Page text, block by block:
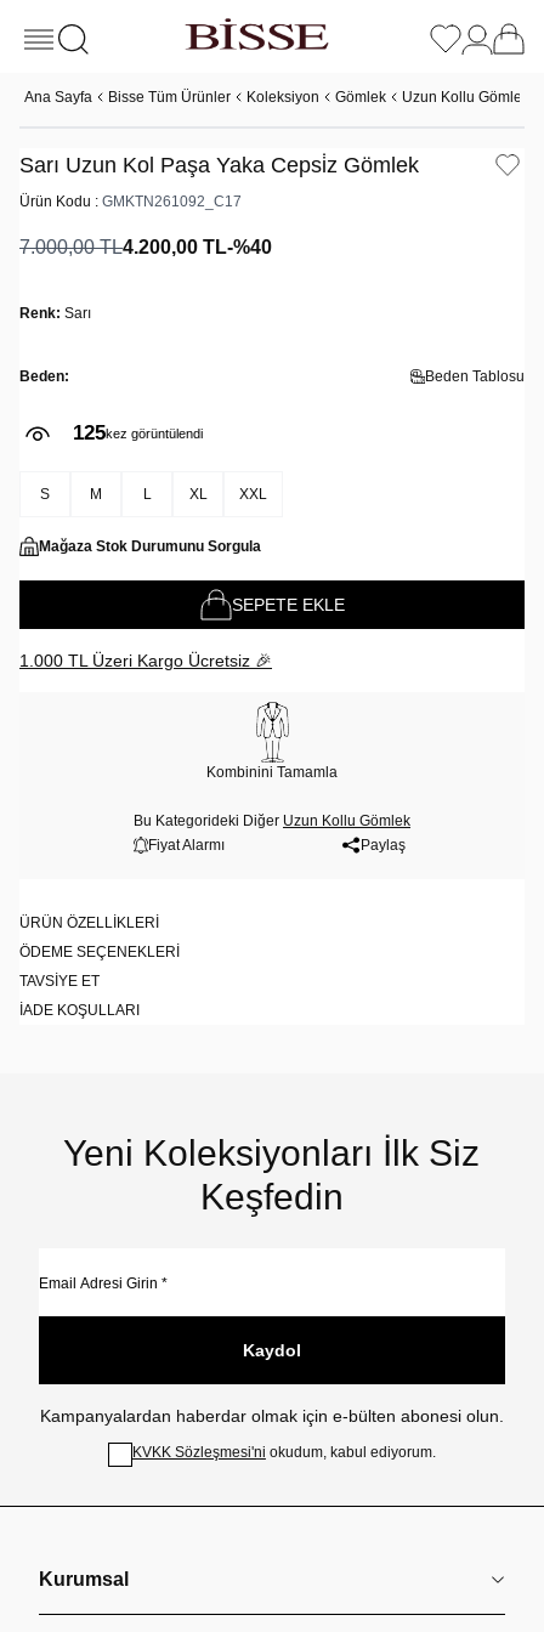
Ana Sayfa Bisse Tüm Ürünler Koleksiyon Gömlek Uzun Kollu Gömlek
Sarı Uzun Kol Paşa Yaka Cepsi̇z Gömlek
Ürün Kodu : GMKTN261092_C17
7.000,00TL4.200,00 TL-%40
Renk: Sarı
Beden: Beden Tablosu
125kez görüntülendi
S M L XL XXL
Mağaza Stok Durumunu Sorgula
SEPETE EKLE
1.000 TL Üzeri Kargo Ücretsiz 🎉
Kombinini Tamamla
Bu Kategorideki Diğer Uzun Kollu Gömlek
Fiyat Alarmı
Paylaş
ÜRÜN ÖZELLIKLERI
ÖDEME SEÇENEKLERI
TAVSIYE ET
İADE KOŞULLARI
Yeni Koleksiyonları İlk Siz
Keşfedin
Kaydol
Kampanyalardan haberdar olmak için e-bülten abonesi olun.
KVKK Sözleşmesi'ni okudum, kabul ediyorum.
Kurumsal